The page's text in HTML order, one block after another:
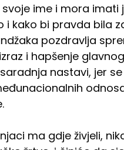
ime i mora imati
i kako bi pravda bila
pozdravlja
i hapšenje
nastavi, jer
ma gdje živjeli,